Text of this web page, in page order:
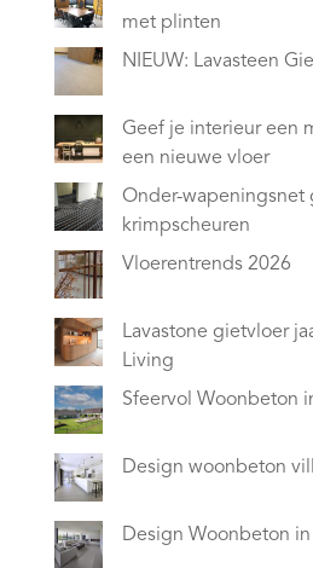
met plinten
NIEUW: Lavasteen
Geef je interieur een
een nieuwe vloer
Onder-wapeningsnet
krimpscheuren
Vloerentrends 2026
Lavastone gietvloer
Living
Sfeervol Woonbeton
Design woonbeton
Design Woonbeton